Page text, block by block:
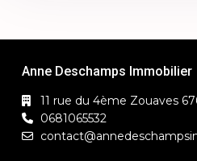
Anne Deschamps Immobilier
11 rue du 4ème Zouaves
0681065532